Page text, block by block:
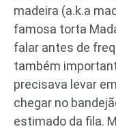
madeira (a.k.a
famosa torta
falar antes de
também
precisava levar
chegar no
estimado da fila.